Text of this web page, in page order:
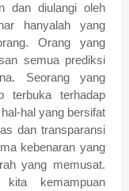
dan diulangi oleh
hanyalah yang
Orang yang
semua prediksi
Seorang yang
terbuka terhadap
hal yang bersifat
dan transparansi
kebenaran yang
yang memusat.
kita kemampuan